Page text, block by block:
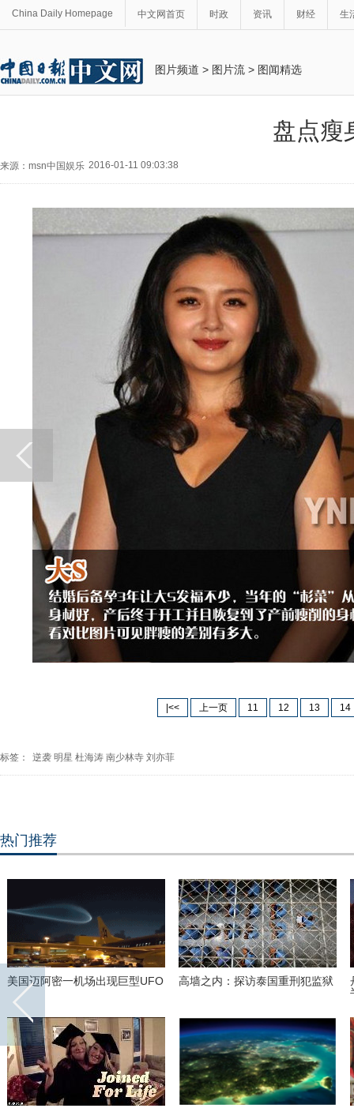
China Daily Homepage 中文网首页 时政 资讯 财经 生
图片频道 > 图片流 > 图闻精选
盘点瘦
来源：msn中国娱乐 2016-01-11 09:03:38
|<< 上一页 11 12 13 14
标签： 逆袭 明星 杜海涛 南少林寺 刘亦菲
热门推荐
美国迈阿密一机场出现巨型UFO 高墙之内：探访泰国重刑犯监狱